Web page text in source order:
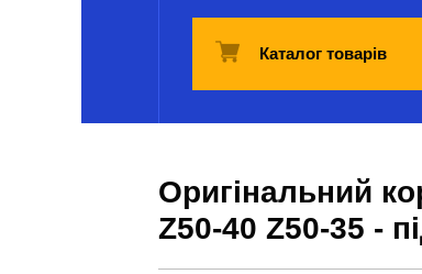
Каталог товарів
Оригінальний
Z50-40 Z50-35 -